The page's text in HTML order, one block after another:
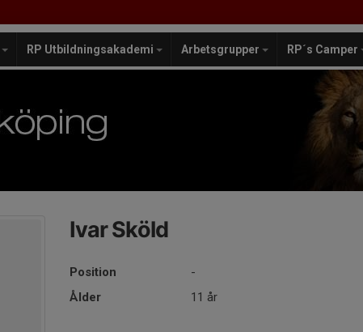
RP Utbildningsakademi Arbetsgrupper RP´s Camper
Ivar Sköld
Position
-
Ålder
11 år